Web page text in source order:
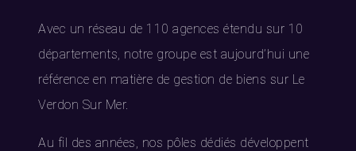
Avec un réseau de 110 agences étendu sur 10
départements, notre groupe est aujourd’hui une
référence en matière de gestion de biens sur Le
Verdon Sur Mer.
Au fil des années, nos pôles dédiés développent